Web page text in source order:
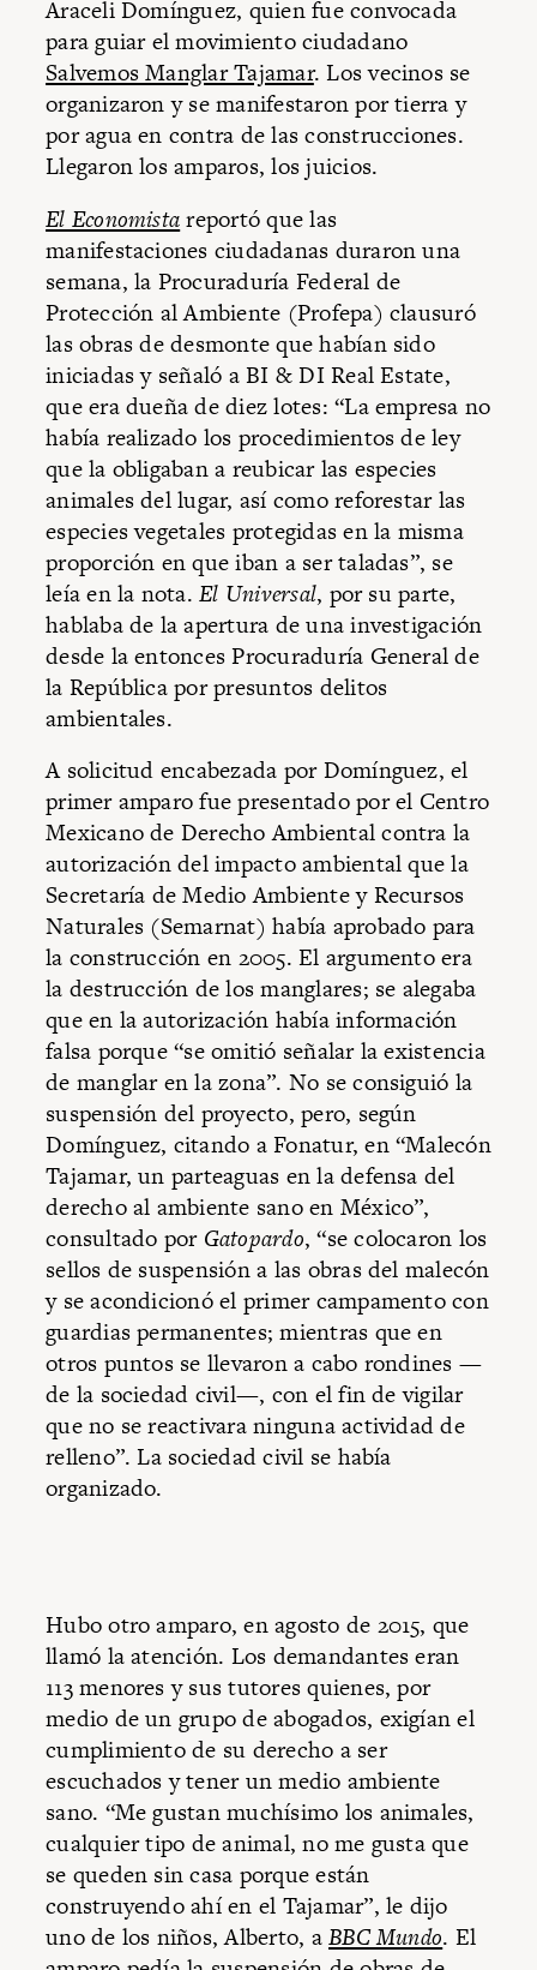
Araceli Domínguez, quien fue convocada
para guiar el movimiento ciudadano
Salvemos Manglar Tajamar. Los vecinos se
organizaron y se manifestaron por tierra y
por agua en contra de las construcciones.
Llegaron los amparos, los juicios.
El Economistareportó que las
manifestaciones ciudadanas duraron una
semana, la Procuraduría Federal de
Protección al Ambiente (Profepa) clausuró
las obras de desmonte que habían sido
iniciadas y señaló a BI & DI Real Estate,
que era dueña de diez lotes: “La empresa no
había realizado los procedimientos de ley
que la obligaban a reubicar las especies
animales del lugar, así como reforestar las
especies vegetales protegidas en la misma
proporción en que iban a ser taladas”, se
leía en la nota.El Universal, por su parte,
hablaba de la apertura de una investigación
desde la entonces Procuraduría General de
la República por presuntos delitos
ambientales.
A solicitud encabezada por Domínguez, el
primer amparo fue presentado por el Centro
Mexicano de Derecho Ambiental contra la
autorización del impacto ambiental que la
Secretaría de Medio Ambiente y Recursos
Naturales (Semarnat) había aprobado para
la construcción en 2005. El argumento era
la destrucción de los manglares; se alegaba
que en la autorización había información
falsa porque “se omitió señalar la existencia
de manglar en la zona”. No se consiguió la
suspensión del proyecto, pero, según
Domínguez, citando a Fonatur, en “Malecón
Tajamar, un parteaguas en la defensa del
derecho al ambiente sano en México”,
consultado por Gatopardo, “se colocaron los
sellos de suspensión a las obras del malecón
y se acondicionó el primer campamento con
guardias permanentes; mientras que en
otros puntos se llevaron a cabo rondines —
de la sociedad civil—, con el fin de vigilar
que no se reactivara ninguna actividad de
relleno”. La sociedad civil se había
organizado.
Hubo otro amparo, en agosto de 2015, que
llamó la atención. Los demandantes eran
113 menores y sus tutores quienes, por
medio de un grupo de abogados, exigían el
cumplimiento de su derecho a ser
escuchados y tener un medio ambiente
sano. “Me gustan muchísimo los animales,
cualquier tipo de animal, no me gusta que
se queden sin casa porque están
construyendo ahí en el Tajamar”, le dijo
uno de los niños, Alberto, aBBC Mundo. El